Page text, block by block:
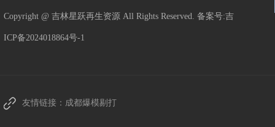
Copyright @ 吉林星跃再生资源 All Rights Reserved. 备案号:吉
ICP备2024018864号-1
友情链接： 成都爆模剔打